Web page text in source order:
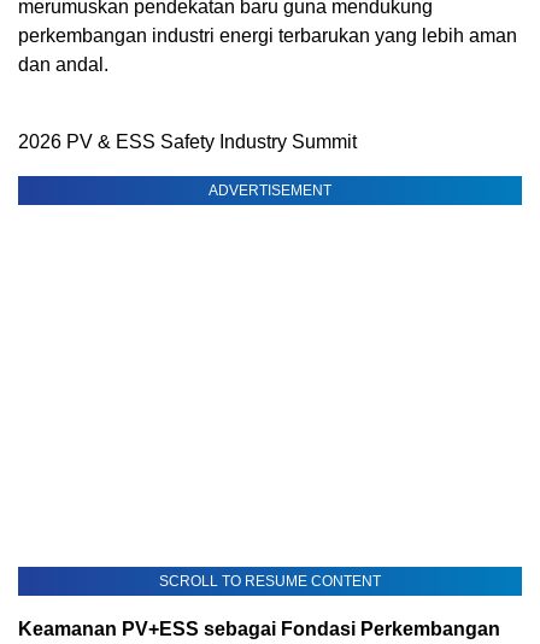
merumuskan pendekatan baru guna mendukung
perkembangan industri energi terbarukan yang lebih aman
dan andal.
2026 PV & ESS Safety Industry Summit
ADVERTISEMENT
SCROLL TO RESUME CONTENT
Keamanan PV+ESS sebagai Fondasi Perkembangan